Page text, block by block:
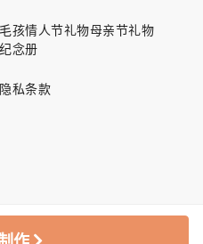
孩情人节礼物母亲节礼物
念册
隐私条款